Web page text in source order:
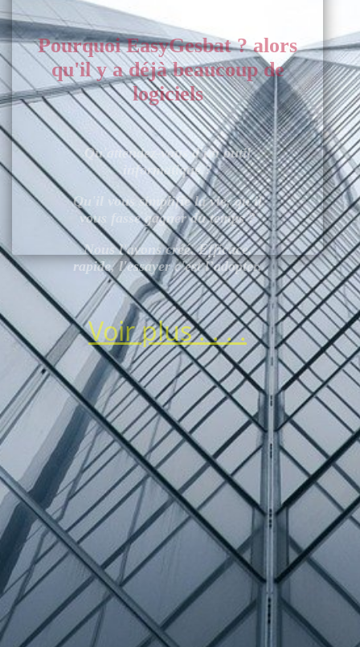
Pourquoi EasyGesbat ? alors
qu'il y a déjà beaucoup de
logiciels
Qu'attendez-vous d'un outil
informatique ?
Qu'il vous simplifie la vie, qu'il
vous fasse gagner du temps ?
Nous l'avons créé. Efficace,
rapide, l'essayer c'est l’adopter.
Voir plus . . . .